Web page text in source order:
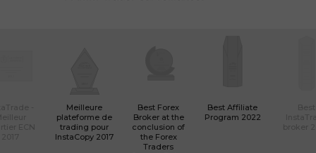
Meilleure
plateforme de
trading pour
InstaCopy 2017
Best Forex
Broker at the
conclusion of
the Forex
Traders
Best Affiliate
Program 2022